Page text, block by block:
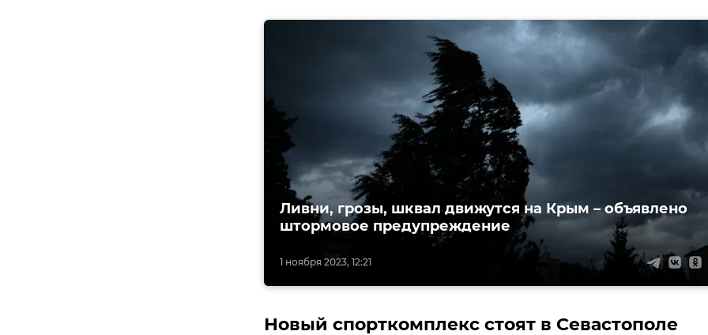
1 ноября 2023, 12:21
Ливни, грозы, шквал движутся на Крым – объявлено
штормовое предупреждение
Новый спорткомплекс стоят в Севастополе